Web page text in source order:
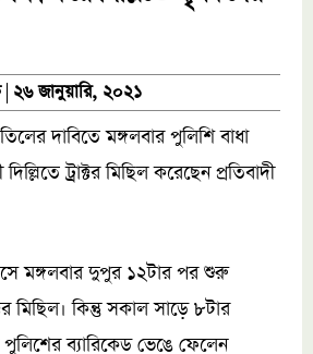
২৬ জানুয়ারি, ২০২১
দাবিতে মঙ্গলবার পুলিশি বাধা
ট্রাক্টর মিছিল করেছেন প্রতিবাদী
মঙ্গলবার দুপুর ১২টার পর শুরু
মিছিল। কিন্তু সকাল সাড়ে ৮টার
পুলিশের ব্যারিকেড ভেঙে ফেলেন